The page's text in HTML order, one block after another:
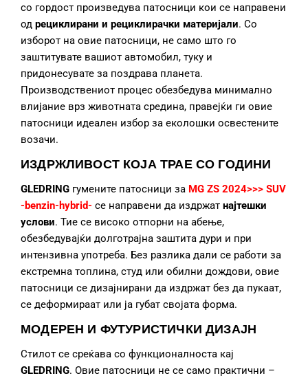
со гордост произведува патосници кои се направени
од рециклирани и рециклирачки материјали. Со
изборот на овие патосници, не само што го
заштитувате вашиот автомобил, туку и
придонесувате за поздрава планета.
Производствениот процес обезбедува минимално
влијание врз животната средина, правејќи ги овие
патосници идеален избор за еколошки освестените
возачи.
ИЗДРЖЛИВОСТ КОЈА ТРАЕ СО ГОДИНИ
GLEDRING гумените патосници за MG ZS 2024>>> SUV
-benzin-hybrid- се направени да издржат најтешки
услови. Тие се високо отпорни на абење,
обезбедувајќи долготрајна заштита дури и при
интензивна употреба. Без разлика дали се работи за
екстремна топлина, студ или обилни дождови, овие
патосници се дизајнирани да издржат без да пукаат,
се деформираат или ја губат својата форма.
МОДЕРЕН И ФУТУРИСТИЧКИ ДИЗАЈН
Стилот се среќава со функционалноста кај
GLEDRING. Овие патосници не се само практични –